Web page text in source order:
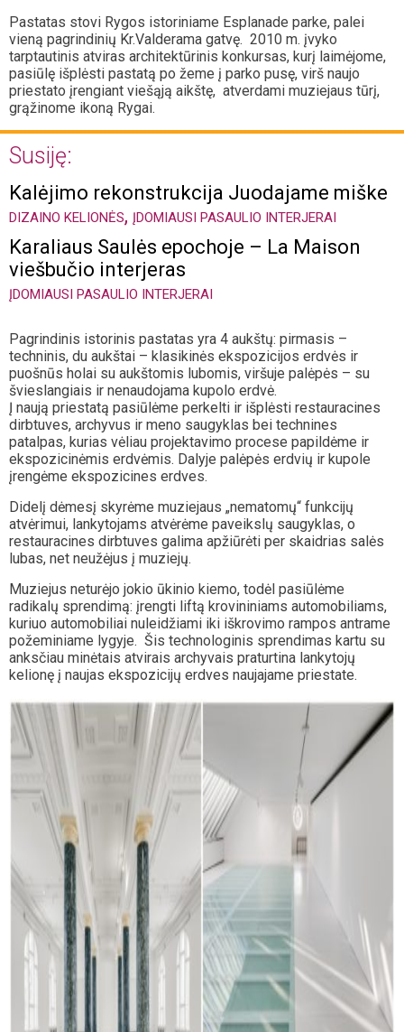
Pastatas stovi Rygos istoriniame Esplanade parke, palei
vieną pagrindinių Kr.Valderama gatvę. 2010 m. įvyko
tarptautinis atviras architektūrinis konkursas, kurį laimėjome,
pasiūlę išplėsti pastatą po žeme į parko pusę, virš naujo
priestato įrengiant viešąją aikštę, atverdami muziejaus tūrį,
grąžinome ikoną Rygai.
Susiję:
Kalėjimo rekonstrukcija Juodajame miške
DIZAINO KELIONĖS, ĮDOMIAUSI PASAULIO INTERJERAI
Karaliaus Saulės epochoje – La Maison
viešbučio interjeras
ĮDOMIAUSI PASAULIO INTERJERAI
Pagrindinis istorinis pastatas yra 4 aukštų: pirmasis –
techninis, du aukštai – klasikinės ekspozicijos erdvės ir
puošnūs holai su aukštomis lubomis, viršuje palėpės – su
švieslangiais ir nenaudojama kupolo erdvė.
Į naują priestatą pasiūlėme perkelti ir išplėsti restauracines
dirbtuves, archyvus ir meno saugyklas bei technines
patalpas, kurias vėliau projektavimo procese papildėme ir
ekspozicinėmis erdvėmis. Dalyje palėpės erdvių ir kupole
įrengėme ekspozicines erdves.
Didelį dėmesį skyrėme muziejaus „nematomų“ funkcijų
atvėrimui, lankytojams atvėrėme paveikslų saugyklas, o
restauracines dirbtuves galima apžiūrėti per skaidrias salės
lubas, net neužėjus į muziejų.
Muziejus neturėjo jokio ūkinio kiemo, todėl pasiūlėme
radikalų sprendimą: įrengti liftą krovininiams automobiliams,
kuriuo automobiliai nuleidžiami iki iškrovimo rampos antrame
požeminiame lygyje. Šis technologinis sprendimas kartu su
anksčiau minėtais atvirais archyvais praturtina lankytojų
kelionę į naujas ekspozicijų erdves naujajame priestate.